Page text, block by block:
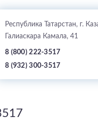
Республика Татарстан, г.
Галиаскара Камала, 41
8 (800) 222-3517
8 (932) 300-3517